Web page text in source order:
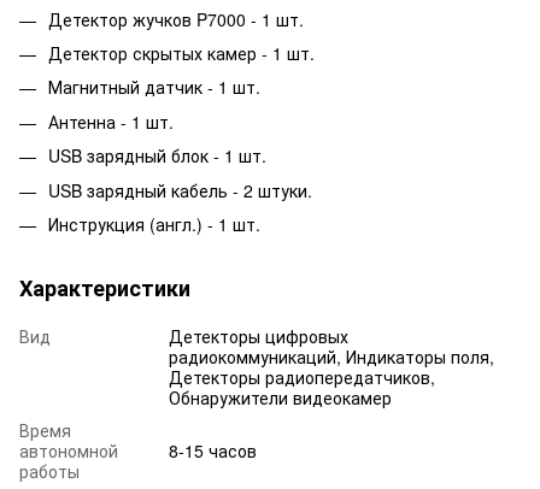
Детектор жучков P7000 - 1 шт.
Детектор скрытых камер - 1 шт.
Магнитный датчик - 1 шт.
Антенна - 1 шт.
USB зарядный блок - 1 шт.
USB зарядный кабель - 2 штуки.
Инструкция (англ.) - 1 шт.
Характеристики
Вид
Детекторы цифровых
радиокоммуникаций, Индикаторы поля,
Детекторы радиопередатчиков,
Обнаружители видеокамер
Время
автономной
работы
8-15 часов